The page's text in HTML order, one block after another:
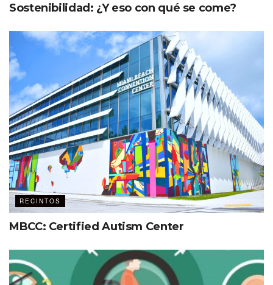
Sostenibilidad: ¿Y eso con qué se come?
RECINTOS
MBCC: Certified Autism Center